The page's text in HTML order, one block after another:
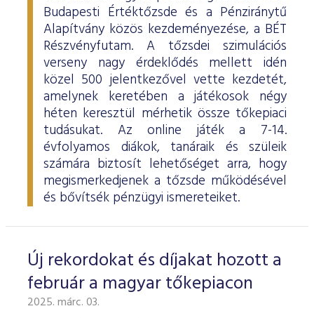
Budapesti Értéktőzsde és a Pénziránytű
Alapítvány közös kezdeményezése, a BÉT
Részvényfutam. A tőzsdei szimulációs
verseny nagy érdeklődés mellett idén
közel 500 jelentkezővel vette kezdetét,
amelynek keretében a játékosok négy
héten keresztül mérhetik össze tőkepiaci
tudásukat. Az online játék a 7-14.
évfolyamos diákok, tanáraik és szüleik
számára biztosít lehetőséget arra, hogy
megismerkedjenek a tőzsde működésével
és bővítsék pénzügyi ismereteiket.
Új rekordokat és díjakat hozott a
február a magyar tőkepiacon
2025. márc. 03.